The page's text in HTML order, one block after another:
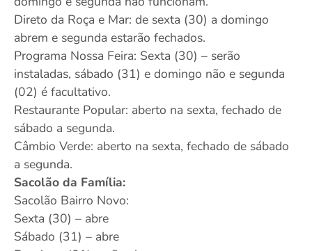
Direto da Roça e Mar: de sexta (30) a domingo
abrem e segunda estarão fechados.
Programa Nossa Feira: Sexta (30) – serão
instaladas, sábado (31) e domingo não e segunda
(02) é facultativo.
Restaurante Popular: aberto na sexta, fechado de
sábado a segunda.
Câmbio Verde: aberto na sexta, fechado de sábado
a segunda.
Sacolão da Família:
Sacolão Bairro Novo:
Sexta (30) – abre
Sábado (31) – abre